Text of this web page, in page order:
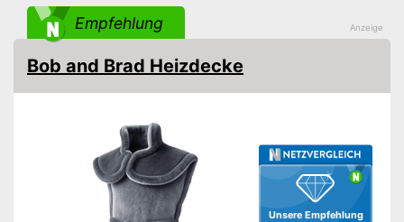
Empfehlung
Unsere Empfehlung
Bob and Brad Heizdecke